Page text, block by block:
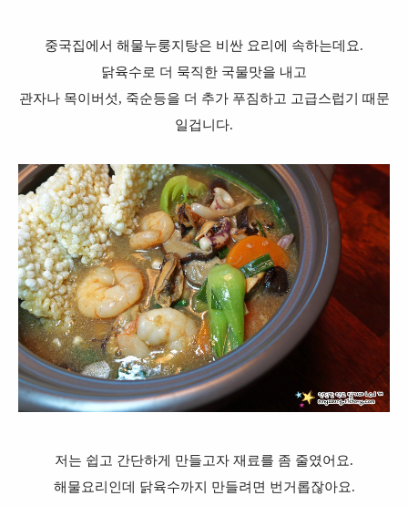
중국집에서 해물누룽지탕은 비싼 요리에 속하는데요.
닭육수로 더 묵직한 국물맛을 내고
관자나 목이버섯, 죽순등을 더 추가 푸짐하고 고급스럽기 때문
일겁니다.
저는 쉽고 간단하게 만들고자 재료를 좀 줄였어요.
해물요리인데 닭육수까지 만들려면 번거롭잖아요.